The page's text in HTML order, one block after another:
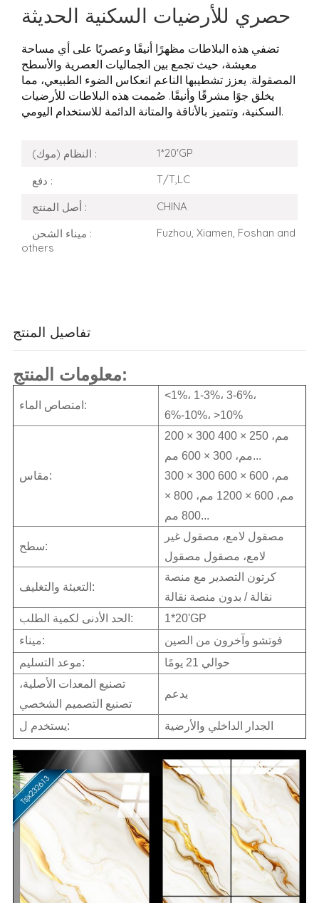
حصري للأرضيات السكنية الحديثة
تضفي هذه البلاطات مظهرًا أنيقًا وعصريًا على أي مساحة
معيشة، حيث تجمع بين الجماليات العصرية والأسطح
المصقولة. يعزز تشطيبها الناعم انعكاس الضوء الطبيعي، مما
يخلق جوًا مشرقًا وأنيقًا. صُممت هذه البلاطات للأرضيات
السكنية، وتتميز بالأناقة والمتانة الدائمة للاستخدام اليومي.
النظام (موك) : 1*20'GP
دفع : T/T,LC
أصل المنتج : CHINA
ميناء الشحن :
Fuzhou, Xiamen, Foshan and
others
تفاصيل المنتج
معلومات المنتج:
امتصاص الماء:
<1%، 1-3%، 3-6%،
6%-10%، >10%
مقاس:
200 × 300 مم، 250 × 400
مم، 300 × 600 مم...
300 × 300 مم، 600 × 600
مم، 600 × 1200 مم، 800 ×
800 مم...
سطح:
مصقول لامع، مصقول غير
لامع، مصقول مصقول
التعبئة والتغليف:
كرتون التصدير مع منصة
نقالة / بدون منصة نقالة
الحد الأدنى لكمية الطلب:
1*20'GP
ميناء:
فوتشو وآخرون من الصين
موعد التسليم:
حوالي 21 يومًا
تصنيع المعدات الأصلية،
تصنيع التصميم الشخصي
يدعم
يستخدم ل: الجدار الداخلي والأرضية